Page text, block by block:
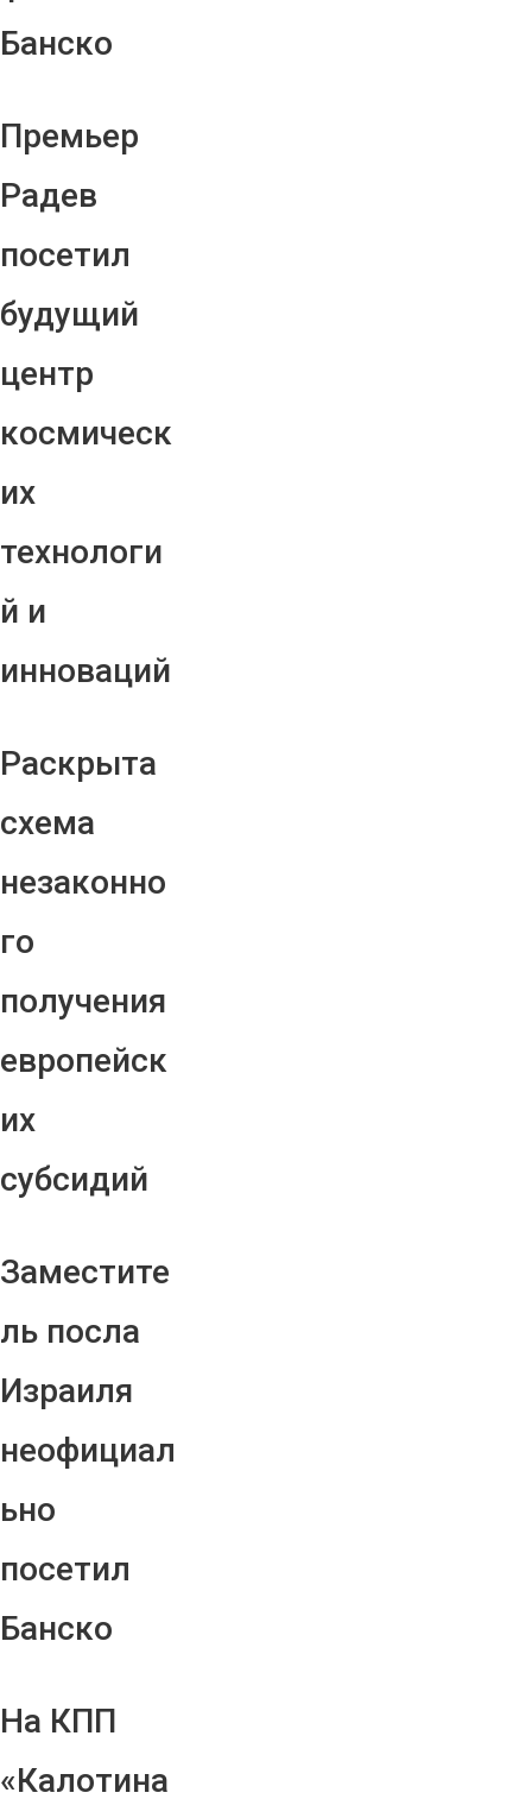
Банско
Премьер
Радев
посетил
будущий
центр
космическ
их
технологи
й и
инноваций
Раскрыта
схема
незаконно
го
получения
европейск
их
субсидий
Заместите
ль посла
Израиля
неофициал
ьно
посетил
Банско
На КПП
«Калотина